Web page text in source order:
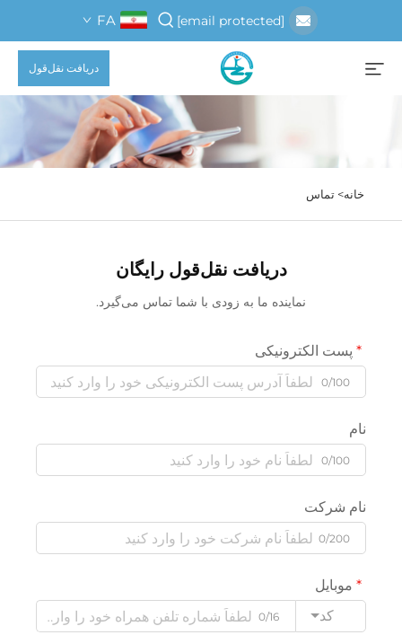
[email protected]
FA
دریافت نقل‌قول
خانه> تماس
دریافت نقل‌قول رایگان
نماینده ما به زودی با شما تماس می‌گیرد.
پست الکترونیکی
0/100
نام
0/100
نام شرکت
0/200
موبایل
کد
0/16